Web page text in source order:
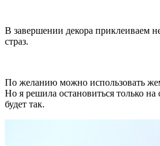
В завершении декора приклеиваем
страз.
По желанию можно использовать
Но я решила остановиться только на
будет так.